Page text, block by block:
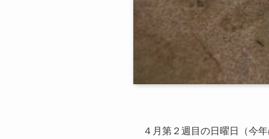
４月第２週目の日曜日（今